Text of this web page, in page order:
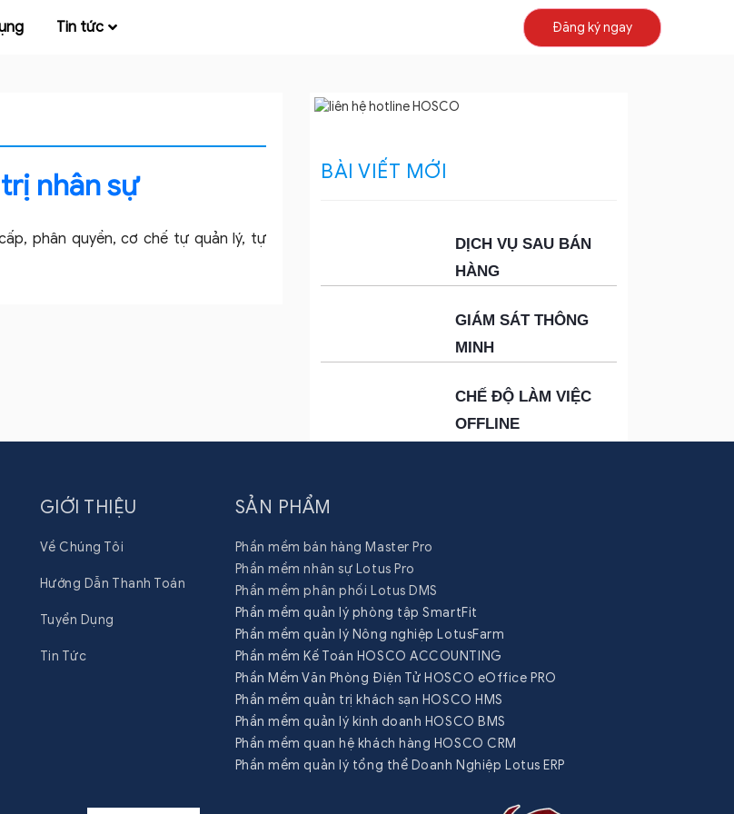
Tin tức Đăng ký ngay
nhân sự
phân quyền, cơ chế tự quản lý, tự
BÀI VIẾT MỚI
DỊCH VỤ SAU BÁN
HÀNG
GIÁM SÁT THÔNG
MINH
CHẾ ĐỘ LÀM VIỆC
OFFLINE
GIỚI THIỆU
Về Chúng Tôi
Hướng Dẫn Thanh Toán
Tuyển Dụng
Tin Tức
SẢN PHẨM
Phần mềm bán hàng Master Pro
Phần mềm nhân sự Lotus Pro
Phần mềm phân phối Lotus DMS
Phần mềm quản lý phòng tập SmartFit
Phần mềm quản lý Nông nghiệp LotusFarm
Phần mềm Kế Toán HOSCO ACCOUNTING
Phần Mềm Văn Phòng Điện Tử HOSCO eOffice PRO
Phần mềm quản trị khách sạn HOSCO HMS
Phần mềm quản lý kinh doanh HOSCO BMS
Phần mềm quan hệ khách hàng HOSCO CRM
Phần mềm quản lý tổng thể Doanh Nghiệp Lotus ERP